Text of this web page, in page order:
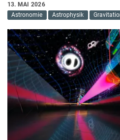
13. MAI 2026
Astronomie
Astrophysik